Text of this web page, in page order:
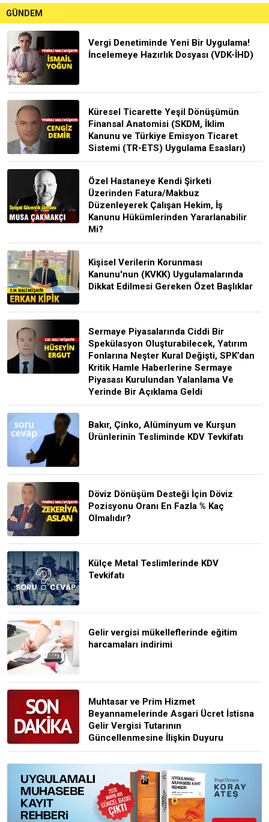
GÜNDEM
Vergi Denetiminde Yeni Bir Uygulama!
İncelemeye Hazırlık Dosyası (VDK-İHD)
Küresel Ticarette Yeşil Dönüşümün
Finansal Anatomisi (SKDM, İklim
Kanunu ve Türkiye Emisyon Ticaret
Sistemi (TR-ETS) Uygulama Esasları)
Özel Hastaneye Kendi Şirketi
Üzerinden Fatura/Makbuz
Düzenleyerek Çalışan Hekim, İş
Kanunu Hükümlerinden Yararlanabilir
Mi?
Kişisel Verilerin Korunması
Kanunu'nun (KVKK) Uygulamalarında
Dikkat Edilmesi Gereken Özet Başlıklar
Sermaye Piyasalarında Ciddi Bir
Spekülasyon Oluşturabilecek, Yatırım
Fonlarına Neşter Kural Değişti, SPK’dan
Kritik Hamle Haberlerine Sermaye
Piyasası Kurulundan Yalanlama Ve
Yerinde Bir Açıklama Geldi
Bakır, Çinko, Alüminyum ve Kurşun
Ürünlerinin Tesliminde KDV Tevkifatı
Döviz Dönüşüm Desteği İçin Döviz
Pozisyonu Oranı En Fazla % Kaç
Olmalıdır?
Külçe Metal Teslimlerinde KDV
Tevkifatı
Gelir vergisi mükelleflerinde eğitim
harcamaları indirimi
Muhtasar ve Prim Hizmet
Beyannamelerinde Asgari Ücret İstisna
Gelir Vergisi Tutarının
Güncellenmesine İlişkin Duyuru